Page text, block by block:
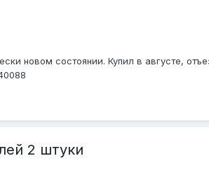
новом состоянии. Купил в августе,
2 штуки